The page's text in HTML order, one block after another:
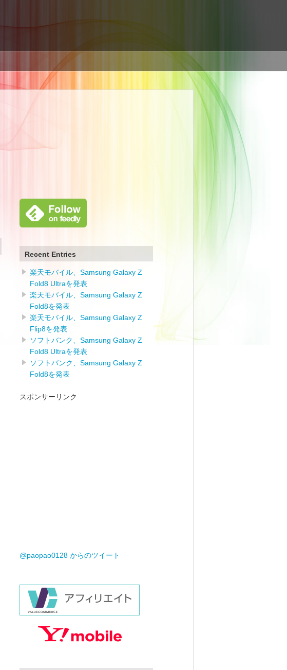
Recent Entries
楽天モバイル、Samsung Galaxy Z
Fold8 Ultraを発表
楽天モバイル、Samsung Galaxy Z
Fold8を発表
楽天モバイル、Samsung Galaxy Z
Flip8を発表
ソフトバンク、Samsung Galaxy Z
Fold8 Ultraを発表
ソフトバンク、Samsung Galaxy Z
Fold8を発表
スポンサーリンク
@paopao0128 からのツイート